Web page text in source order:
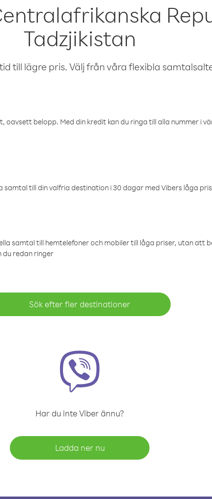
Tadzjikistan
till lägre pris. Välj från våra flexibla
belopp. Med din kredit kan du ringa till alla nummer i
till din valfria destination i 30 dagar med Vibers låga
samtal till hemtelefoner och mobiler till låga priser, utan att
du redan ringer
Sök efter fler destinationer
Har du inte Viber ännu?
Ladda ner nu